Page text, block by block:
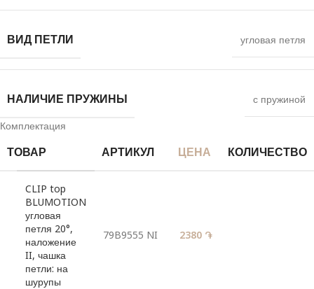
ВИД ПЕТЛИ угловая петля
НАЛИЧИЕ ПРУЖИНЫ
с пружиной
Комплектация
ТОВАР АРТИКУЛ ЦЕНА КОЛИЧЕСТВО
CLIP top
BLUMOTION
угловая
петля 20°,
наложение
II, чашка
петли: на
шурупы
79B9555 NI 2380 ֏